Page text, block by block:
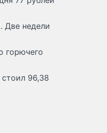
Две недели
горючего
96,38